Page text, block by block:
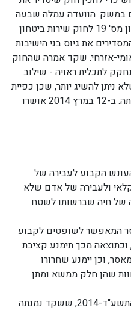
במשק. הוועדה עמלה שבעה
חודשים תוך ויכוחים רבים על תיקון מס' 19 לחוק שירות ביטחון
את גיוס בני הישיבות
אזרחי. שקד אמרה שהחוק
נחקק לתכלית ראויה - שילוב
להשיג יותר, שכן כפיית
גיוס על החרדים לא תשיג את מטרתה. ב-12 במרץ 2014 אושרו
הקבוע לעבירה של
ולעבירה של אדם שלא
של חיה שברשותו לשטח
המאפשר לשופטים לקבוע
מכך תימנע קציבת
מ-40 שנות מאסר, וכן יימנע שחרורו
שהן חלק ממשא ומתן
חוק קידום התחרות בענף המזון, התשע"ד-2014, ששקד נמנתה